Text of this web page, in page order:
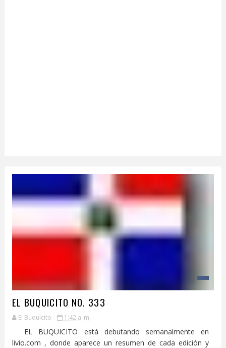
EL BUQUICITO NO. 333
El Buquìcito 1:42 a. m.
EL BUQUICITO está debutando semanalmente en
livio.com , donde aparece un resumen de cada edición y